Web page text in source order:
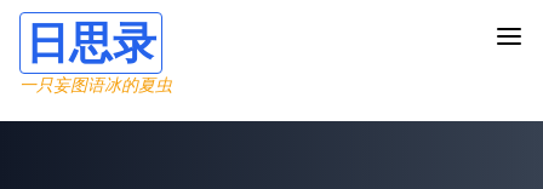
日思录
一只妄图语冰的夏虫